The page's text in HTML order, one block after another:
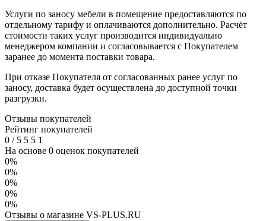
Услуги по заносу мебели в помещение предоставляются по
отдельному тарифу и оплачиваются дополнительно. Расчёт
стоимости таких услуг производится индивидуально
менеджером компании и согласовывается с Покупателем
заранее до момента поставки товара.
При отказе Покупателя от согласованных ранее услуг по
заносу, доставка будет осуществлена до доступной точки
разгрузки.
Отзывы покупателей
Рейтинг покупателей
0 /5 5 5 1
На основе 0 оценок покупателей
0%
0%
0%
0%
0%
Отзывы о магазине VS-PLUS.RU